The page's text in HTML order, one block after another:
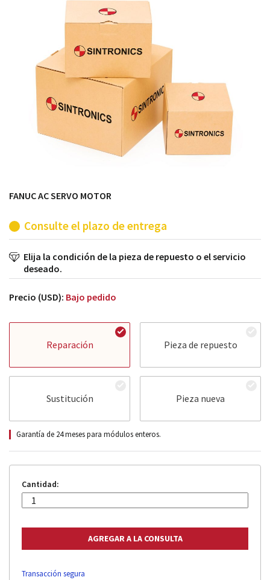
módulos antiguos a un alto nivel técnico o sustitución
de módulos descontinuados por módulos del propio
FANUC AC SERVO MOTOR
Consulte el plazo de entrega
Elija la condición de la pieza de repuesto o el servicio
deseado.
Precio (USD): Bajo pedido
Reparación Pieza de repuesto
Sustitución Pieza nueva
Garantía de 24 meses para módulos enteros.
Cantidad:
Transacción segura